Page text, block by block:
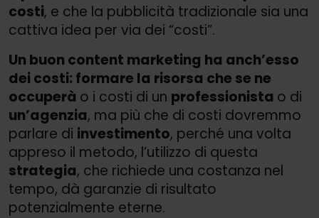
costi, e che la pubblicità tradizionale sia una
cattiva idea per via dei “costi”.
Un buon content marketing ha anch’esso
dei costi: formare la risorsa che se ne
occuperà o i costi di un professionista o di
un’agenzia, ma più che di costi dovremmo
parlare di investimento, perché una volta
appreso il metodo, l’utilizzo di questa
strategia, che richiede una costanza nel
tempo, dà garanzie di risultato
potenzialmente eterne.